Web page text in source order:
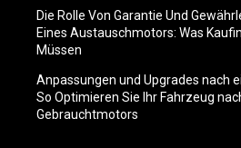
Die Rolle Von Garantie Und
Eines Austauschmotors: Was
Müssen
Anpassungen und Upgrades nach
So Optimieren Sie Ihr Fahrzeug
Gebrauchtmotors